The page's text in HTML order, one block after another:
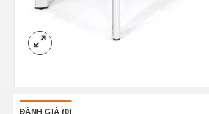
ĐÁNH GIÁ (0)